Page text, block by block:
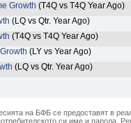
Growth (T4Q vs T4Q Year Ago)
(LQ vs Qtr. Year Ago)
(T4Q vs T4Q Year Ago)
(LY vs Year Ago)
(LQ vs Qtr. Year Ago)
на БФБ се предоставят в
си име и парола.